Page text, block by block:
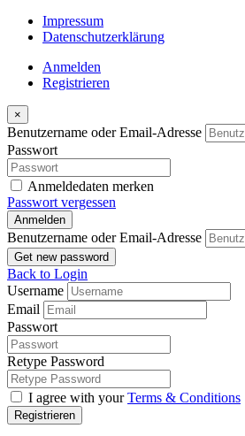
Impressum
Datenschutzerklärung
Anmelden
Registrieren
×
Benutzername oder Email-Adresse
Passwort
Anmeldedaten merken
Passwort vergessen
Anmelden
Benutzername oder Email-Adresse
Get new password
Back to Login
Username
Email
Passwort
Retype Password
I agree with yourTerms & Conditions
Registrieren